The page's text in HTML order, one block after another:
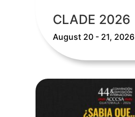
CLADE 2026
August 20 - 21, 2026